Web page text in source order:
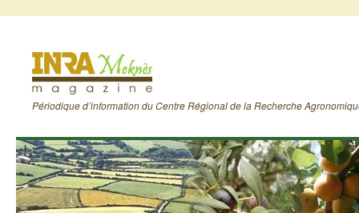
Périodique d’information du Centre Régional de la Recherche